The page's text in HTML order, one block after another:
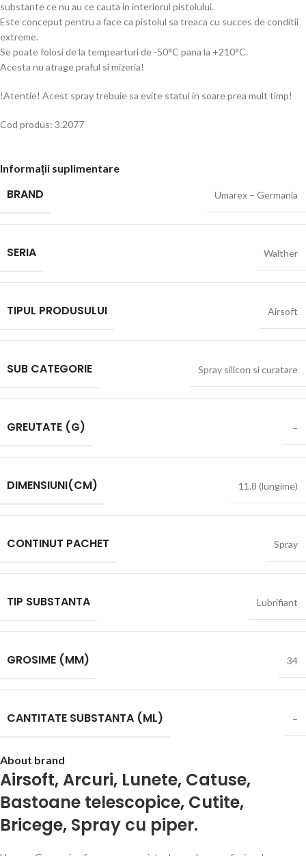
substante ce nu au ce cauta in interiorul pistolului.
Este conceput pentru a face ca pistolul sa treaca cu succes de conditii
extreme.
Se poate folosi de la tempearturi de -50°C pana la +210°C.
Acesta nu atrage praful si mizeria!
!Atentie! Acest spray trebuie sa evite statul in soare prea mult timp!
Cod produs: 3.2077
Informații suplimentare
BRAND Umarex – Germania
SERIA Walther
TIPUL PRODUSULUI Airsoft
SUB CATEGORIE Spray silicon si curatare
GREUTATE (G) –
DIMENSIUNI(CM) 11.8 (lungime)
CONTINUT PACHET Spray
TIP SUBSTANTA Lubrifiant
GROSIME (MM) 34
CANTITATE SUBSTANTA (ML) –
About brand
Airsoft,Arcuri, Lunete, Catuse,
Bastoane telescopice, Cutite,
Bricege, Spray cu piper.